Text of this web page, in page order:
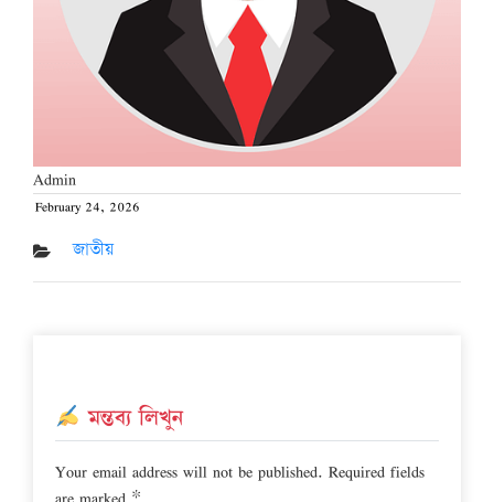
Admin
Posted
on
February 24, 2026
জাতীয়
মন্তব্য লিখুন
Your email address will not be published. Required fields